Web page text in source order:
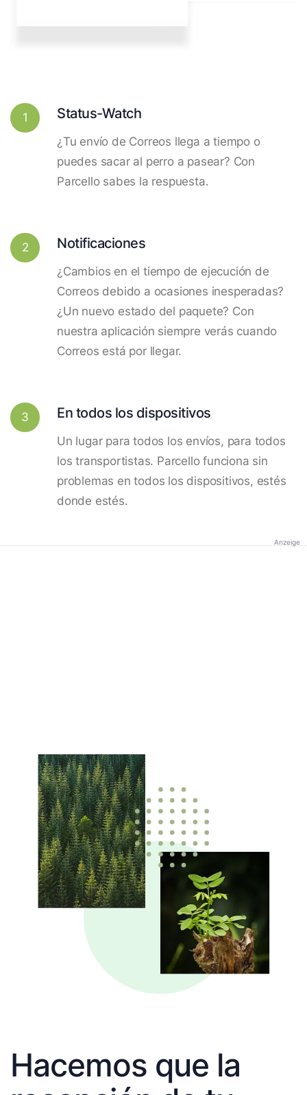
1 Status-Watch
¿Tu envío de Correos llega a tiempo o
puedes sacar al perro a pasear? Con
Parcello sabes la respuesta.
2 Notificaciones
¿Cambios en el tiempo de ejecución de
Correos debido a ocasiones inesperadas?
¿Un nuevo estado del paquete? Con
nuestra aplicación siempre verás cuando
Correos está por llegar.
3 En todos los dispositivos
Un lugar para todos los envíos, para todos
los transportistas. Parcello funciona sin
problemas en todos los dispositivos, estés
donde estés.
Anzeige
Hacemos que la